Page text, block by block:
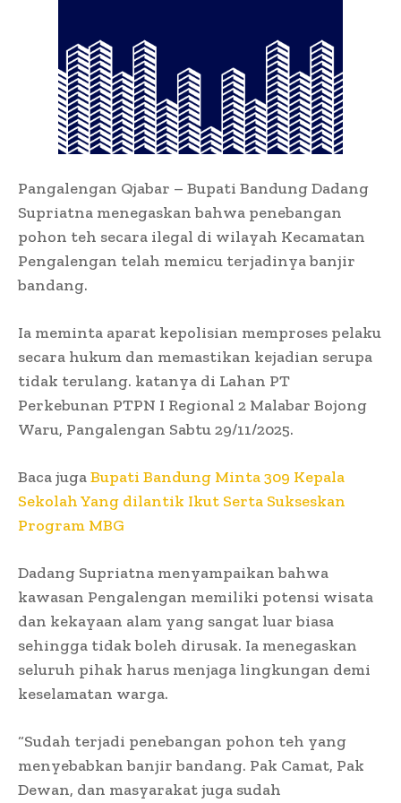
Pangalengan Qjabar – Bupati Bandung Dadang
Supriatna menegaskan bahwa penebangan
pohon teh secara ilegal di wilayah Kecamatan
Pengalengan telah memicu terjadinya banjir
bandang.
Ia meminta aparat kepolisian memproses pelaku
secara hukum dan memastikan kejadian serupa
tidak terulang. katanya di Lahan PT
Perkebunan PTPN I Regional 2 Malabar Bojong
Waru, Pangalengan Sabtu 29/11/2025.
Baca jugaBupati Bandung Minta 309 Kepala
Sekolah Yang dilantik Ikut Serta Sukseskan
Program MBG
Dadang Supriatna menyampaikan bahwa
kawasan Pengalengan memiliki potensi wisata
dan kekayaan alam yang sangat luar biasa
sehingga tidak boleh dirusak. Ia menegaskan
seluruh pihak harus menjaga lingkungan demi
keselamatan warga.
“Sudah terjadi penebangan pohon teh yang
menyebabkan banjir bandang. Pak Camat, Pak
Dewan, dan masyarakat juga sudah